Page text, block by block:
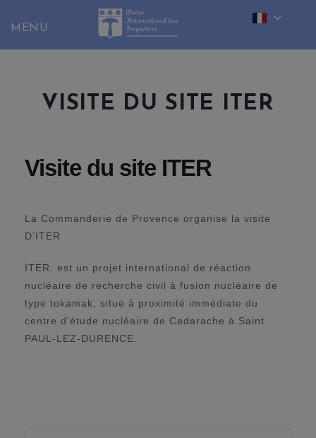
content
VISITE DU SITE ITER
Visite du site ITER
La Commanderie de Provence organise la visite
D’ITER
ITER, est un projet international de réaction
nucléaire de recherche civil à fusion nucléaire de
type tokamak, situé à proximité immédiate du
centre d’étude nucléaire de Cadarache à Saint
PAUL-LEZ-DURENCE.